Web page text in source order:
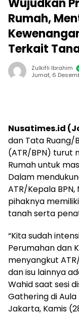
Wujudkan
Rumah,
Terkait
Zulkifli Ibrahim
Jumat, 6
Nusatimes.id
dan Tata Ruang/
(ATR/BPN) turut
Rumah untuk
Dalam
ATR/Kepala
pihaknya
tanah serta
“Kita sudah
Perumahan dan
menyangkut
dan isu lainnya
Wahid saat sesi
Gathering di Aula
Jakarta, Kamis